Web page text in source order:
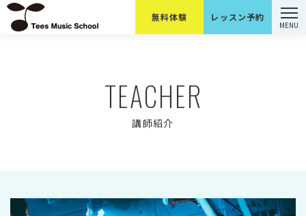
無料体験 レッスン予約
TEACHER
講師紹介